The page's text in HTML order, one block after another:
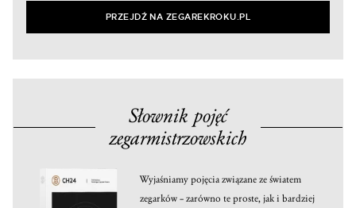
PRZEJDŹ NA ZEGAREKROKU.PL
Słownik pojęć
zegarmistrzowskich
Wyjaśniamy pojęcia związane ze światem
zegarków – zarówno te proste, jak i bardziej